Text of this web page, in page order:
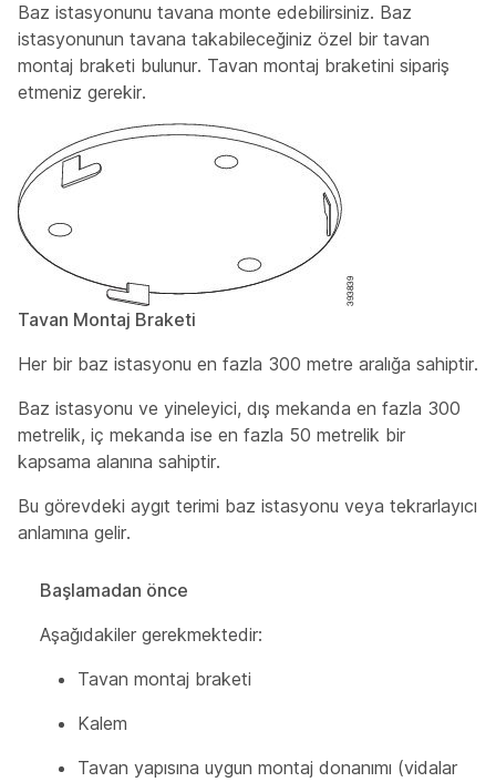
Baz istasyonunu tavana monte edebilirsiniz. Baz
istasyonunun tavana takabileceğiniz özel bir tavan
montaj braketi bulunur. Tavan montaj braketini sipariş
etmeniz gerekir.
Tavan Montaj Braketi
Her bir baz istasyonu en fazla 300 metre aralığa sahiptir.
Baz istasyonu ve yineleyici, dış mekanda en fazla 300
metrelik, iç mekanda ise en fazla 50 metrelik bir
kapsama alanına sahiptir.
Bu görevdeki aygıt terimi baz istasyonu veya tekrarlayıcı
anlamına gelir.
Başlamadan önce
Aşağıdakiler gerekmektedir:
Tavan montaj braketi
Kalem
Tavan yapısına uygun montaj donanımı (vidalar